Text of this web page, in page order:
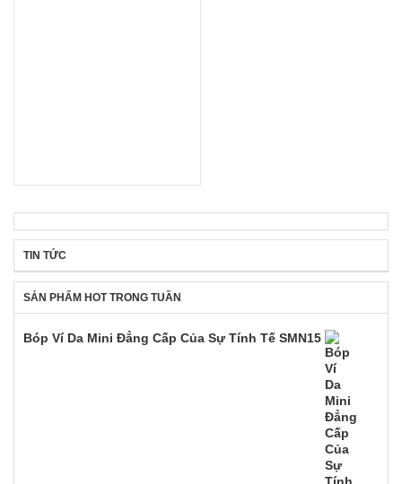
TIN TỨC
SẢN PHẨM HOT TRONG TUẦN
Bóp Ví Da Mini Đẳng Cấp Của Sự Tính Tế SMN15